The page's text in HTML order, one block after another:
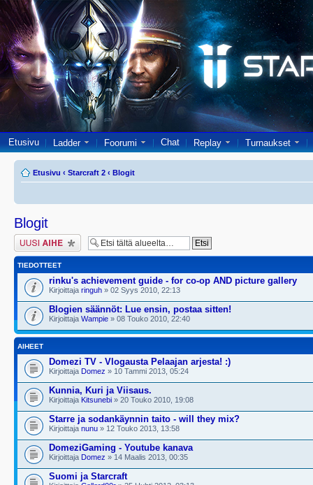
Etusivu Ladder Foorumi Chat Replay Turnaukset
Etusivu ‹ Starcraft 2 ‹ Blogit
Blogit
Lähetä uusi viesti
TIEDOTTEET
rinku's achievement guide - for co-op AND picture gallery
Kirjoittaja ringuh » 02 Syys 2010, 22:13
Blogien säännöt: Lue ensin, postaa sitten!
Kirjoittaja Wampie » 08 Touko 2010, 22:40
AIHEET
Domezi TV - Vlogausta Pelaajan arjesta! :)
Kirjoittaja Domez » 10 Tammi 2013, 05:24
Kunnia, Kuri ja Viisaus.
Kirjoittaja Kitsunebi » 20 Touko 2010, 19:08
Starre ja sodankäynnin taito - will they mix?
Kirjoittaja nunu » 12 Touko 2013, 13:58
DomeziGaming - Youtube kanava
Kirjoittaja Domez » 14 Maalis 2013, 00:35
Suomi ja Starcraft